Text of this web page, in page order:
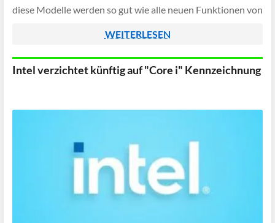
diese Modelle werden so gut wie alle neuen Funktionen von
WEITERLESEN
Intel verzichtet künftig auf "Core i" Kennzeichnung